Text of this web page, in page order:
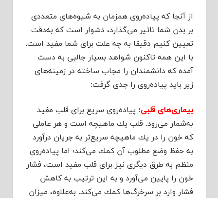
از آنجا كه پیاده‌روی همزمان به شیوه‌های متعددی
بر بدن شما تاثیر می‌گذارد، دشوار است كه به‌دقت
تعیین كنیم دقیقا به چه علت برای شما مفید است.
با این همه تاكنون شواهد بسیار جالبی به دست
آمده كه دانشمندان را مجاب ساخته در زمینه‌های
زیر باید پیاده‌روی را جدی گرفت:
بیماری‌های قلبی: پیاده‌روی سریع برای قلب مفید
به‌شمار می‌رود. قلب یك ماهیچه است و هر عاملی
كه خون را در یك ماهیچه سریع‌تر به جریان درآورد
به حفظ وضع مطلوب آن كمك می‌كند؛‌ اما پیاده‌روی
منظم به طرق دیگری نیز برای قلب مفید است، فشار
خون را پایین می‌آورد و به این ترتیب به كاهش
فشار وارد بر سرخرگ‌ها كمك می‌كند. به‌علاوه، میزان